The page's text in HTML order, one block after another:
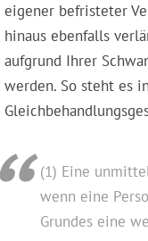
eigener befristeter
hinaus ebenfalls
aufgrund Ihrer
werden. So steht es
(1) Eine
wenn eine
Grundes eine